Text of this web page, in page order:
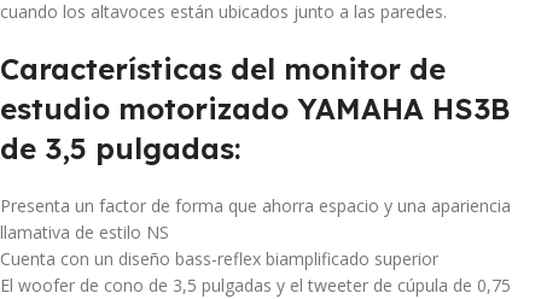
cuando los altavoces están ubicados junto a las paredes.
Características del monitor de
estudio motorizado YAMAHA HS3B
de 3,5 pulgadas:
Presenta un factor de forma que ahorra espacio y una apariencia
llamativa de estilo NS
Cuenta con un diseño bass-reflex biamplificado superior
El woofer de cono de 3,5 pulgadas y el tweeter de cúpula de 0,75